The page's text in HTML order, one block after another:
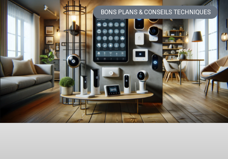
BONS PLANS & CONSEILS TECHNIQUES